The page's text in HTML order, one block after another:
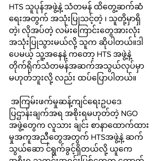
HTS သူပုန်အဖွဲ့နဲ့ သံတမန် ထိတွေ့ဆက်ဆံ
ရေးအတွက် အသုံးပြုသင့်တဲ့ ၊ သူတို့မှာရှိ
တဲ့၊ လိုအပ်တဲ့ လမ်းကြောင်းတွေအားလုံး
အသုံးပြုသွားမယ်လို့ သူက ဆိုပါတယ်။ဒါ
ပေမယ့် သူ့အနေနဲ့ ကတော့ HTS အဖွဲ့နဲ့
တိုက်ရိုက်သံတမန်အဆက်အသွယ်လုပ်မှာ
မဟုတ်ဘူးလို့ လည်း ထပ်ပြောပါတယ်။
အကြမ်းဖက်မှုဆန့်ကျင်ရေးဥပဒေ
ပြဌာန်းချက်အရ အစိုးရမဟုတ်တဲ့ NGO
အဖွဲ့တွေက လူသား ချင်း စာနာထောက်ထား
မှုအကူအညီတွေအတွက် HTSအဖွဲ့နဲ့ ဆက်
သွယ်ဆော င်ရွက်ခွင့်ရှိတယ်လို့ ယူကေ